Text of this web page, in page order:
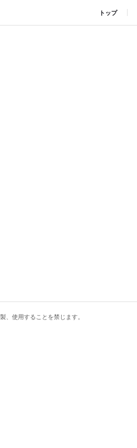
トップ
、使用することを禁じます。